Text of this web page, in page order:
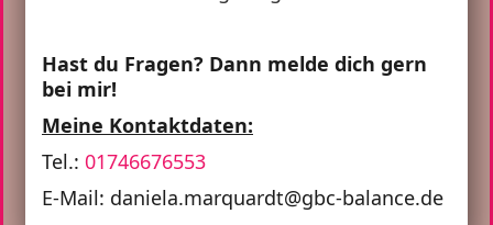
Hast du Fragen? Dann melde dich gern
bei mir!
Meine Kontaktdaten:
Tel.: 01746676553
E-Mail: daniela.marquardt@gbc-balance.de